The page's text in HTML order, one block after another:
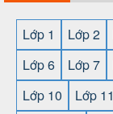
Lớp 1 Lớp 2
Lớp 6
Lớp 7
Lớp 10
Lớp 11